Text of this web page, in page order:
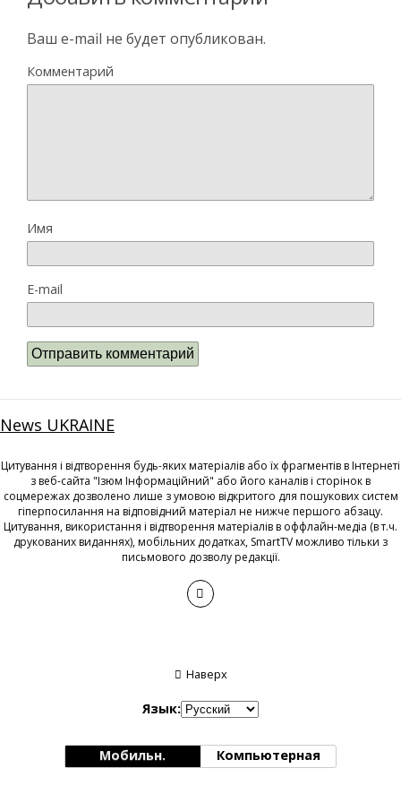
Ваш e-mail не будет опубликован.
Комментарий
Имя
E-mail
News UKRAINE
Цитування і відтворення будь-яких матеріалів або їх фрагментів в Інтернеті
з веб-сайта "Ізюм Інформаційний" або його каналів і сторінок в
соцмережах дозволено лише з умовою відкритого для пошукових систем
гіперпосилання на відповідний матеріал не нижче першого абзацу.
Цитування, використання і відтворення матеріалів в оффлайн-медіа (в т.ч.
друкованих виданнях), мобільних додатках, SmartTV можливо тільки з
письмового дозволу редакції.
Наверх
Язык:
Мобильн. Компьютерная